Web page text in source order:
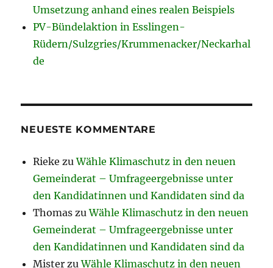
Umsetzung anhand eines realen Beispiels
PV-Bündelaktion in Esslingen-
Rüdern/Sulzgries/Krummenacker/Neckarhal
de
NEUESTE KOMMENTARE
Rieke zuWähle Klimaschutz in den neuen
Gemeinderat – Umfrageergebnisse unter
den Kandidatinnen und Kandidaten sind da
Thomas zuWähle Klimaschutz in den neuen
Gemeinderat – Umfrageergebnisse unter
den Kandidatinnen und Kandidaten sind da
Mister zuWähle Klimaschutz in den neuen